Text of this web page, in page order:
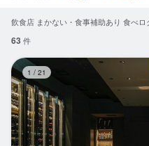
求人検索
閲覧履歴
気になる求人
飲食店 まかない・食事補助あり 食べ
63 件
1 / 21